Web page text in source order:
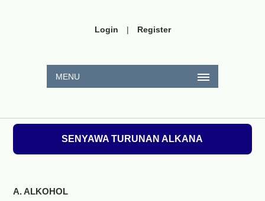
Login | Register
MENU
SENYAWA TURUNAN ALKANA
A. ALKOHOL